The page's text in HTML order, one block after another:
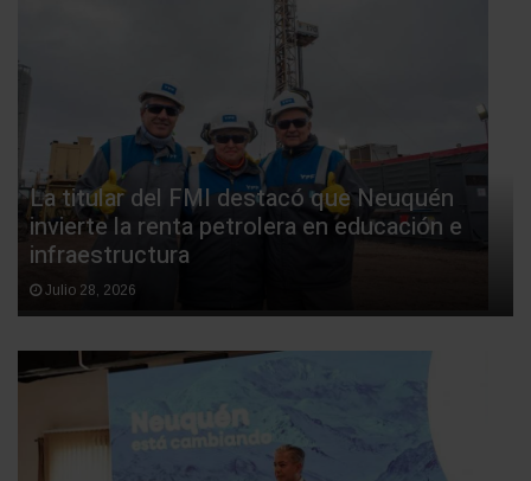
La titular del FMI destacó que Neuquén
invierte la renta petrolera en educación e
infraestructura
Julio 28, 2026